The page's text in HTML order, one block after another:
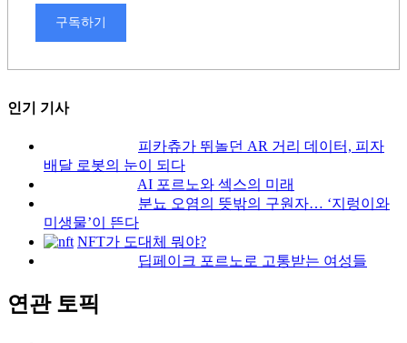
구독하기
인기 기사
피카츄가 뛰놀던 AR 거리 데이터, 피자
배달 로봇의 눈이 되다
AI 포르노와 섹스의 미래
분뇨 오염의 뜻밖의 구원자… ‘지렁이와
미생물’이 뜬다
NFT가 도대체 뭐야?
딥페이크 포르노로 고통받는 여성들
연관 토픽